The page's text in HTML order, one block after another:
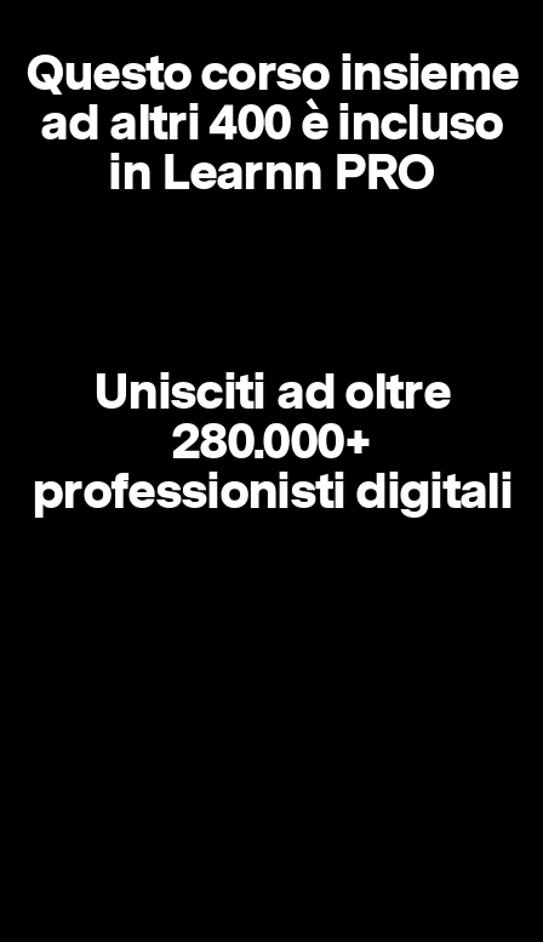
Questo corso insieme
ad altri 400 è incluso
in Learnn PRO
Unisciti ad oltre
280.000+
professionisti digitali